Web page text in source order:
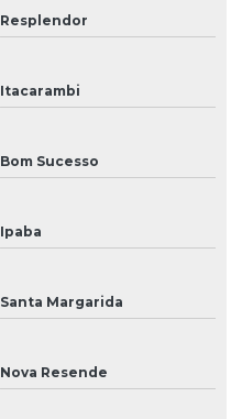
Resplendor
Itacarambi
Bom Sucesso
Ipaba
Santa Margarida
Nova Resende